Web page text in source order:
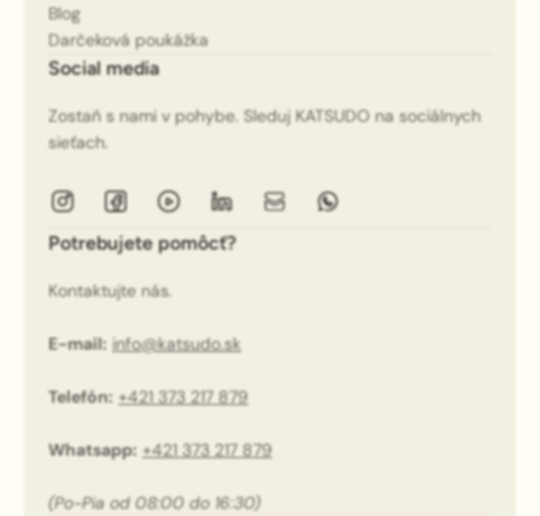
Blog
Darčeková poukážka
Social media
Zostaň s nami v pohybe. Sleduj KATSUDO na sociálnych
sieťach.
Potrebujete pomôcť?
Kontaktujte nás.
E-mail: info@katsudo.sk
Telefón: +421 373 217 879
Whatsapp: +421 373 217 879
(Po-Pia od 08:00 do 16:30)